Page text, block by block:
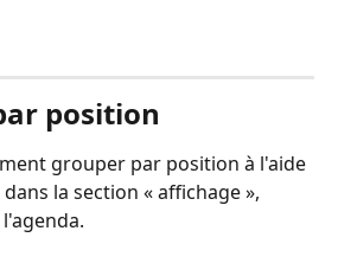
position
grouper par position à l'aide
la section « affichage »,